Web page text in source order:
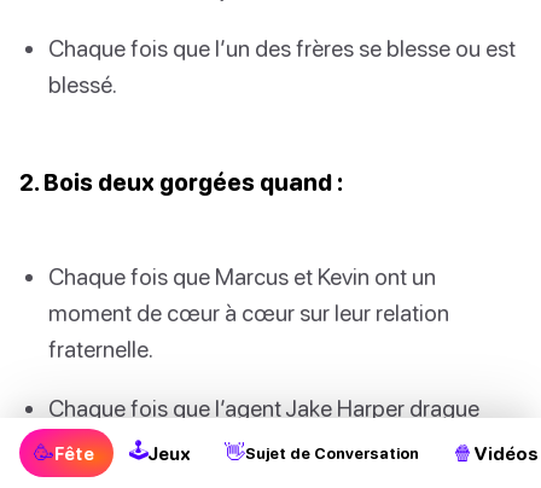
Chaque fois que l’un des frères se blesse ou est
blessé.
2. Bois deux gorgées quand :
Chaque fois que Marcus et Kevin ont un
moment de cœur à cœur sur leur relation
fraternelle.
Chaque fois que l’agent Jake Harper drague
Denise Porter.
🥳Fête 🕹Jeux 👋Sujet de Conversation 🍿 Vidéos